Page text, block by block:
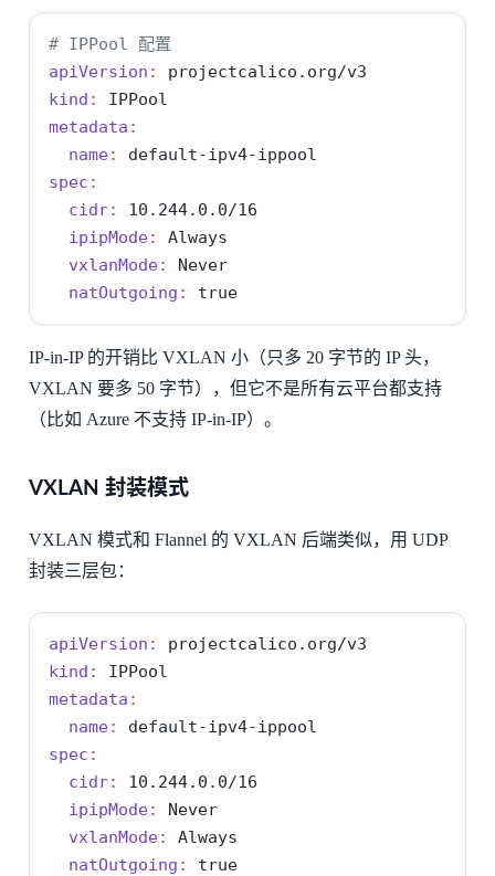
# IPPool 配置
apiVersion :
projectcalico.org/v3
kind :
IPPool
metadata :
name:
default-ipv4-ippool
spec :
cidr:
10.244.0.0/16
ipipMode:
Always
vxlanMode:
Never
natOutgoing : true
IP-in-IP 的开销比 VXLAN 小（只多 20 字节的 IP 头，
VXLAN 要多 50 字节），但它不是所有云平台都支持
（比如 Azure 不支持 IP-in-IP）。
VXLAN 封装模式
VXLAN 模式和 Flannel 的 VXLAN 后端类似，用 UDP
封装三层包：
apiVersion :
projectcalico.org/v3
kind :
IPPool
metadata :
name:
default-ipv4-ippool
spec :
cidr:
10.244.0.0/16
ipipMode:
Never
vxlanMode:
Always
natOutgoing : true